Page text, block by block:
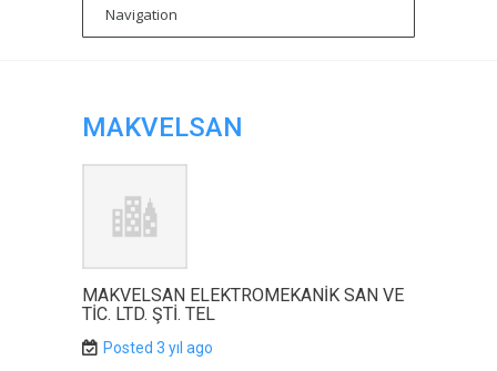
MAKVELSAN
MAKVELSAN ELEKTROMEKANIK SAN VE
TIC. LTD. ŞTI. TEL
Posted 3 yıl ago